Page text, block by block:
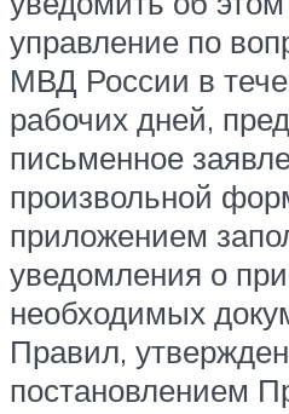
управление по
МВД России в
рабочих дней,
письменное
произвольной
приложением
уведомления о
необходимых
Правил,
постановлением